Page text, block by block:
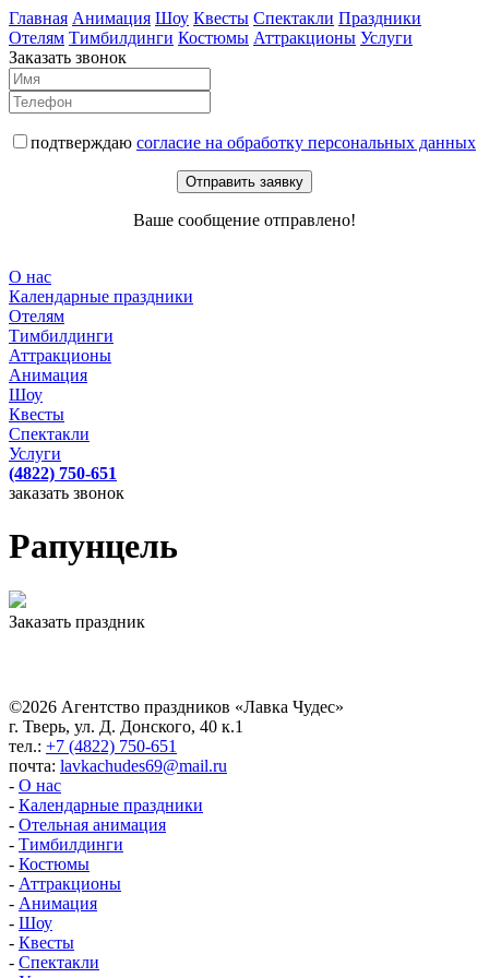
Главная Анимация Шоу Квесты Спектакли Праздники
Отелям Тимбилдинги Костюмы Аттракционы Услуги
Заказать звонок
подтверждаю согласие на обработку персональных данных
Отправить заявку
Ваше сообщение отправлено!
О нас
Календарные праздники
Отелям
Тимбилдинги
Аттракционы
Анимация
Шоу
Квесты
Спектакли
Услуги
(4822) 750-651
заказать звонок
Рапунцель
Заказать праздник
©2026 Агентство праздников «Лавка Чудес»
г. Тверь, ул. Д. Донского, 40 к.1
тел.: +7 (4822) 750-651
почта: lavkachudes69@mail.ru
- О нас
- Календарные праздники
- Отельная анимация
- Тимбилдинги
- Костюмы
- Аттракционы
- Анимация
- Шоу
- Квесты
- Спектакли